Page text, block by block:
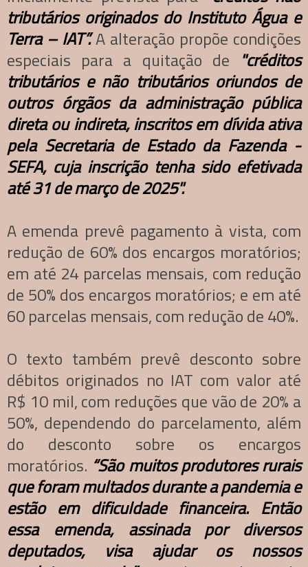
tributários originados do Instituto Água e
Terra – IAT”.A alteração propõe condições
especiais para a quitação de "créditos
tributários e não tributários oriundos de
outros órgãos da administração pública
direta ou indireta, inscritos em dívida ativa
pela Secretaria de Estado da Fazenda -
SEFA, cuja inscrição tenha sido efetivada
até 31 de março de 2025".
A emenda prevê pagamento à vista, com
redução de 60% dos encargos moratórios;
em até 24 parcelas mensais, com redução
de 50% dos encargos moratórios; e em até
60 parcelas mensais, com redução de 40%.
O texto também prevê desconto sobre
débitos originados no IAT com valor até
R$ 10 mil, com reduções que vão de 20% a
50%, dependendo do parcelamento, além
do desconto sobre os encargos
moratórios. “São muitos produtores rurais
que foram multados durante a pandemia e
estão em dificuldade financeira. Então
essa emenda, assinada por diversos
deputados, visa ajudar os nossos